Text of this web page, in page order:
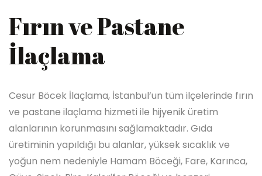
Fırın ve Pastane
İlaçlama
Cesur Böcek İlaçlama, İstanbul’un tüm ilçelerinde fırın
ve pastane ilaçlama hizmeti ile hijyenik üretim
alanlarının korunmasını sağlamaktadır. Gıda
üretiminin yapıldığı bu alanlar, yüksek sıcaklık ve
yoğun nem nedeniyle Hamam Böceği, Fare, Karınca,